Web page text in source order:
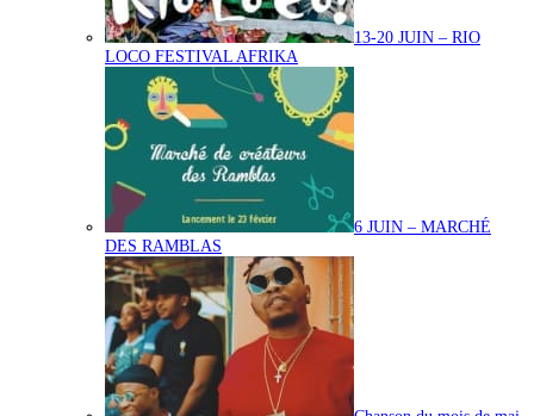
13-20 JUIN – RIO
LOCO FESTIVAL AFRIKA
6 JUIN – MARCHÉ
DES RAMBLAS